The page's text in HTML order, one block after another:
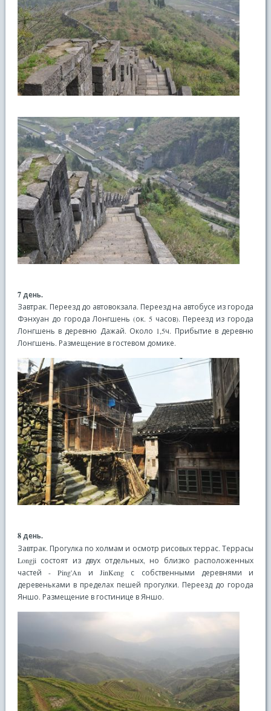
7 день.
Завтрак. Переезд до автовокзала. Переезд на автобусе из города
Фэнхуан до города Лонгшень (ок. 5 часов). Переезд из города
Лонгшень в деревню Дажай. Около 1,5ч. Прибытие в деревню
Лонгшень. Размещение в гостевом домике.
8 день.
Завтрак. Прогулка по холмам и осмотр рисовых террас. Террасы
Longji состоят из двух отдельных, но близко расположенных
частей - Ping'An и JinKeng с собственными деревнями и
деревеньками в пределах пешей прогулки. Переезд до города
Яншо. Размещение в гостинице в Яншо.